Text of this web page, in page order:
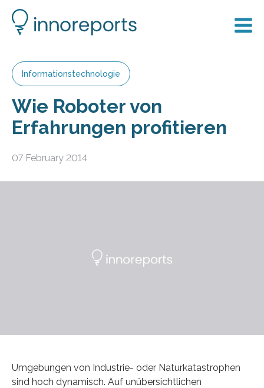
Informationstechnologie
Wie Roboter von
Erfahrungen profitieren
07 February 2014
Umgebungen von Industrie- oder Naturkatastrophen
sind hoch dynamisch. Auf unübersichtlichen